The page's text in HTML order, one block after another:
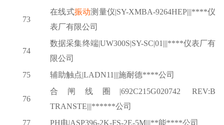
73
在线式振动测量仪|SY-XMBA-9264HEP|||****仪
表厂有限公司
74
数据采集终端|UW300S|SY-SC|01|||****仪表厂有
限公司
75
辅助触点|LADN11|||施耐德****公司
76
合闸线圈 |692C215G020742 REV:B
TRANSTE|||******公司
77
PH电|ASP396-2K-FS-2E-5M|||**能****公司